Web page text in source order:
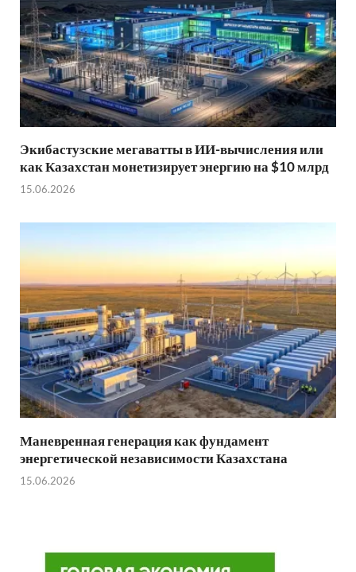
Экибастузские мегаватты в ИИ-вычисления или
как Казахстан монетизирует энергию на $10 млрд
15.06.2026
Маневренная генерация как фундамент
энергетической независимости Казахстана
15.06.2026